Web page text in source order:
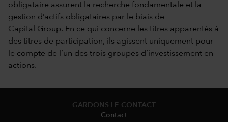
obligataire assurent la recherche fondamentale et la
gestion d’actifs obligataires par le biais de
Capital Group. En ce qui concerne les titres apparentés à
des titres de participation, ils agissent uniquement pour
le compte de l’un des trois groupes d’investissement en
actions.
GARDONS LE CONTACT
Contact